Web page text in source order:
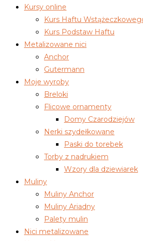
Kursy online
Kurs Haftu
Kurs Podstaw Haftu
Metalizowane nici
Anchor
Gutermann
Moje wyroby
Breloki
Flicowe ornamenty
Domy Czarodziejów
Nerki szydełkowane
Paski do torebek
Torby z nadrukiem
Wzory dla dziewiarek
Muliny
Muliny Anchor
Muliny Ariadny
Palety mulin
Nici metalizowane